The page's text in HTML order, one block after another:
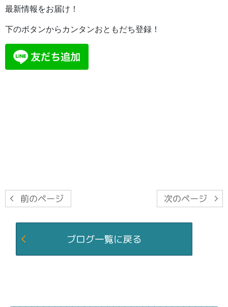
最新情報をお届け！
下のボタンからカンタンおともだち登録！